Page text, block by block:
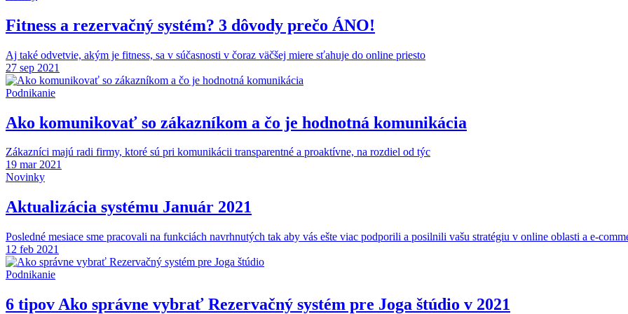
Fitness a rezervačný systém? 3 dôvody prečo ÁNO!
Aj také odvetvie, akým je fitness, sa v súčasnosti v čoraz väčšej miere sťahuje do online priesto
27 sep 2021
Podnikanie
Ako komunikovať so zákazníkom a čo je hodnotná komunikácia
Zákazníci majú radi firmy, ktoré sú pri komunikácii transparentné a proaktívne, na rozdiel od týc
19 mar 2021
Novinky
Aktualizácia systému Január 2021
Posledné mesiace sme pracovali na funkciách navrhnutých tak aby vás ešte viac podporili a posilnili vašu stratégiu v online oblasti a e-
12 feb 2021
Podnikanie
6 tipov Ako správne vybrať Rezervačný systém pre Joga štúdio v 2021